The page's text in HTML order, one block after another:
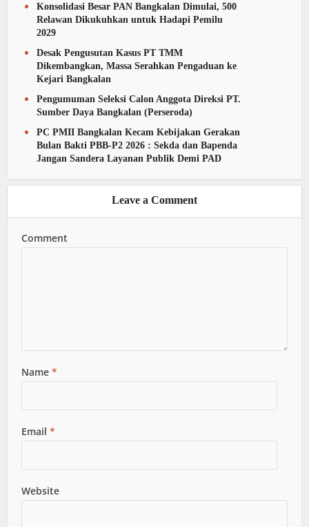
Konsolidasi Besar PAN Bangkalan Dimulai, 500
Relawan Dikukuhkan untuk Hadapi Pemilu
2029
Desak Pengusutan Kasus PT TMM
Dikembangkan, Massa Serahkan Pengaduan ke
Kejari Bangkalan
Pengumuman Seleksi Calon Anggota Direksi PT.
Sumber Daya Bangkalan (Perseroda)
PC PMII Bangkalan Kecam Kebijakan Gerakan
Bulan Bakti PBB-P2 2026 : Sekda dan Bapenda
Jangan Sandera Layanan Publik Demi PAD
Leave a Comment
Comment
Name*
Email*
Website